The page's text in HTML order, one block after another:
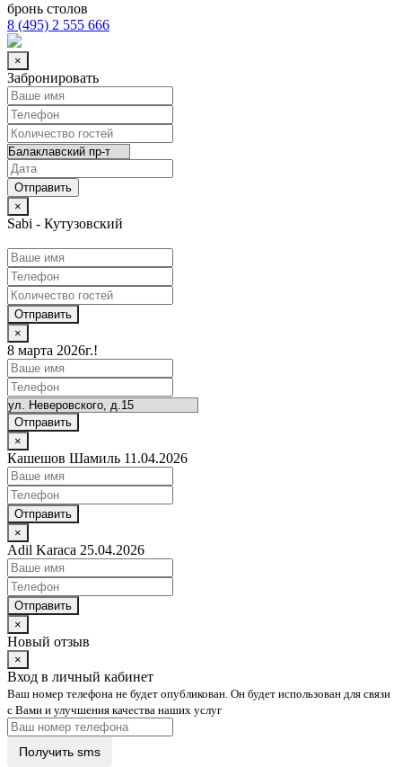
бронь столов
8 (495) 2 555 666
×
Забронировать
×
Sabi - Кутузовский
Отправить
×
8 марта 2026г.!
Отправить
×
Кашешов Шамиль 11.04.2026
Отправить
×
Adil Karaca 25.04.2026
Отправить
×
Новый отзыв
×
Вход в личный кабинет
Ваш номер телефона не будет опубликован. Он будет использован для связи
с Вами и улучшения качества наших услуг